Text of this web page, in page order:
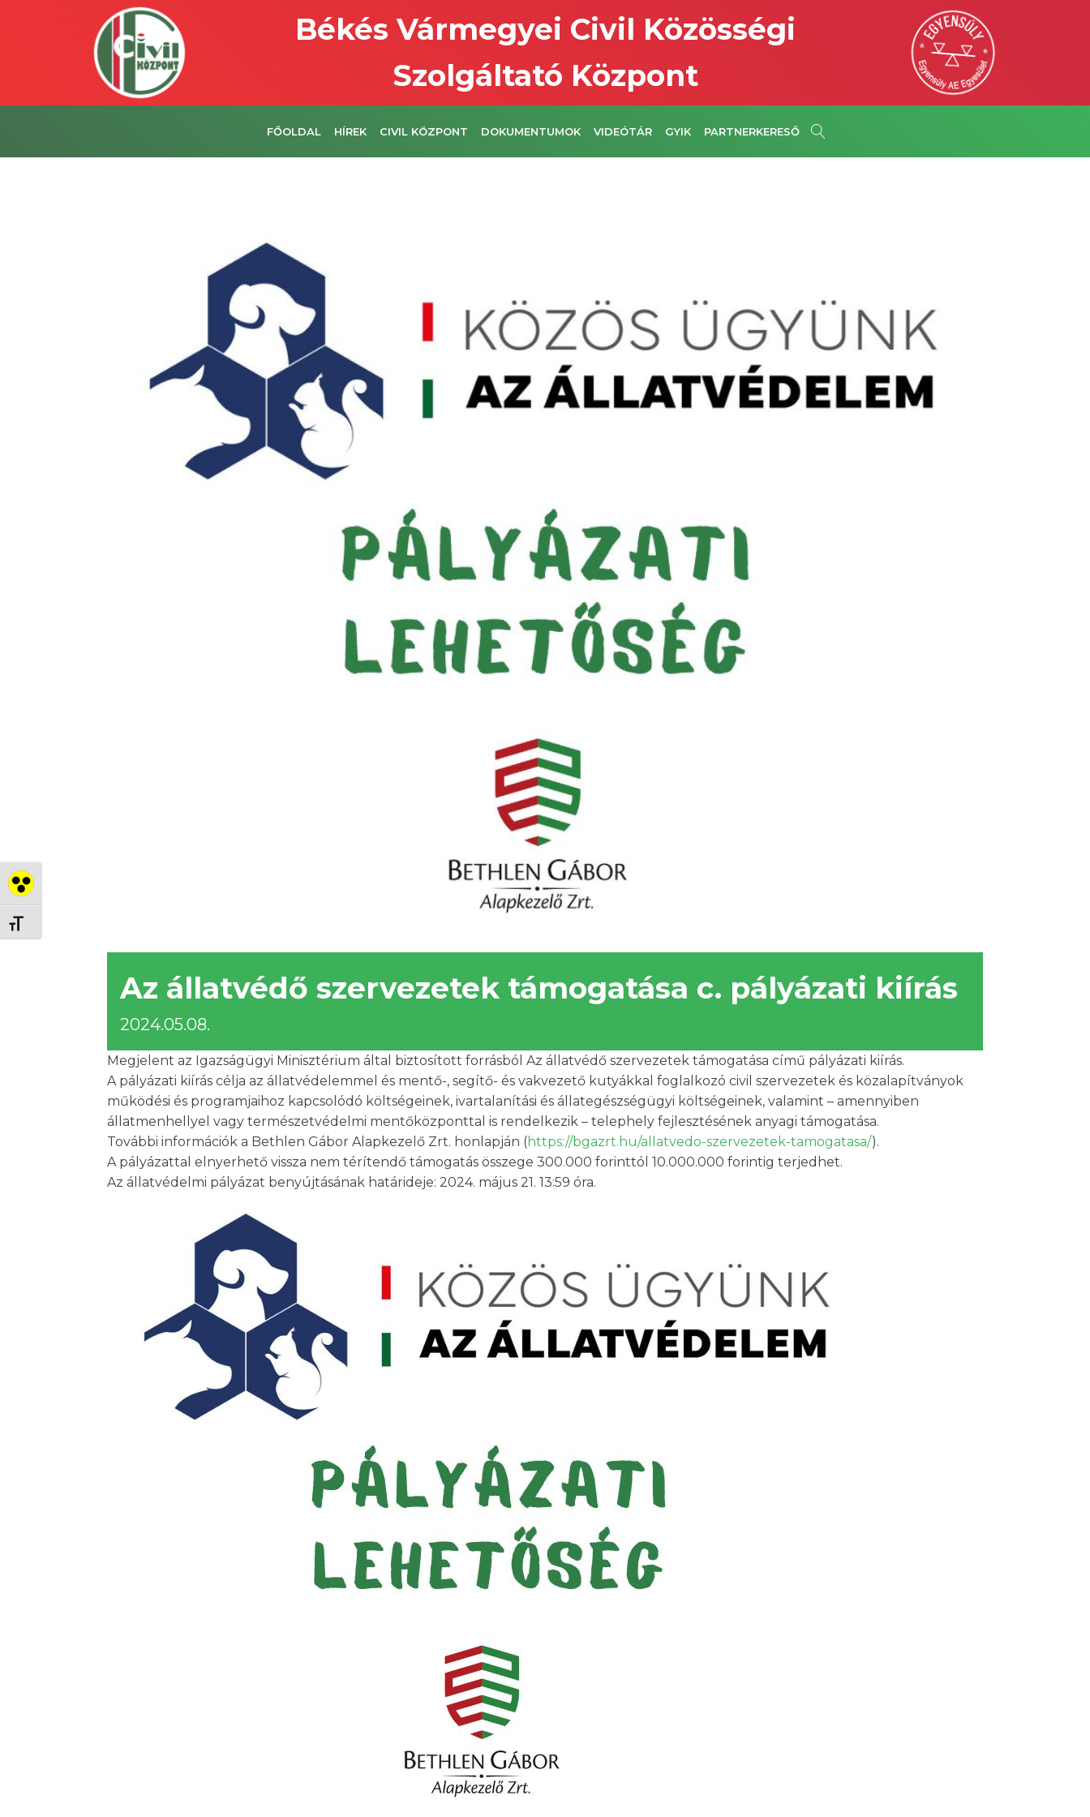
Nagy kontraszt váltása
Betűméret váltása
Békés Vármegyei Civil Közösségi
Szolgáltató Központ
FŐOLDAL HÍREK CIVIL KÖZPONT DOKUMENTUMOK VIDEÓTÁR GYIK PARTNERKERESŐ
Az állatvédő szervezetek támogatása c. pályázati kiírás
2024.05.08.
Megjelent az Igazságügyi Minisztérium által biztosított forrásból Az állatvédő szervezetek támogatása című pályázati kiírás.
A pályázati kiírás célja az állatvédelemmel és mentő-, segítő- és vakvezető kutyákkal foglalkozó civil szervezetek és közalapítványok
működési és programjaihoz kapcsolódó költségeinek, ivartalanítási és állategészségügyi költségeinek, valamint – amennyiben
állatmenhellyel vagy természetvédelmi mentőközponttal is rendelkezik – telephely fejlesztésének anyagi támogatása.
További információk a Bethlen Gábor Alapkezelő Zrt. honlapján (https://bgazrt.hu/allatvedo-szervezetek-tamogatasa/).
A pályázattal elnyerhető vissza nem térítendő támogatás összege 300.000 forinttól 10.000.000 forintig terjedhet.
Az állatvédelmi pályázat benyújtásának határideje: 2024. május 21. 13:59 óra.